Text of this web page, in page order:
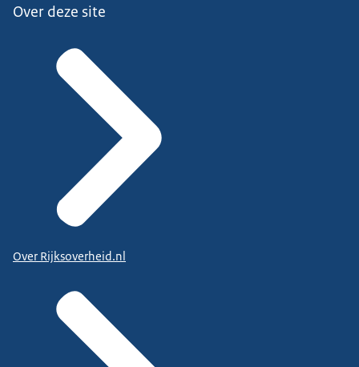
Over deze site
Over Rijksoverheid.nl